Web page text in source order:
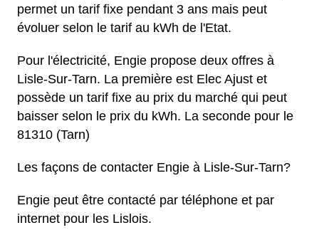
permet un tarif fixe pendant 3 ans mais peut
évoluer selon le tarif au kWh de l'Etat.
Pour l'électricité, Engie propose deux offres à
Lisle-Sur-Tarn. La première est Elec Ajust et
possède un tarif fixe au prix du marché qui peut
baisser selon le prix du kWh. La seconde pour le
81310 (Tarn)
Les façons de contacter Engie à Lisle-Sur-Tarn?
Engie peut être contacté par téléphone et par
internet pour les Lislois.